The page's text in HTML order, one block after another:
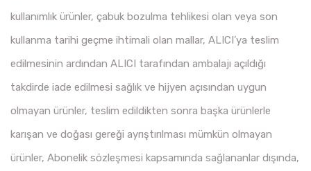
kullanımlık ürünler, çabuk bozulma tehlikesi olan veya son
kullanma tarihi geçme ihtimali olan mallar, ALICI’ya teslim
edilmesinin ardından ALICI tarafından ambalajı açıldığı
takdirde iade edilmesi sağlık ve hijyen açısından uygun
olmayan ürünler, teslim edildikten sonra başka ürünlerle
karışan ve doğası gereği ayrıştırılması mümkün olmayan
ürünler, Abonelik sözleşmesi kapsamında sağlananlar dışında,